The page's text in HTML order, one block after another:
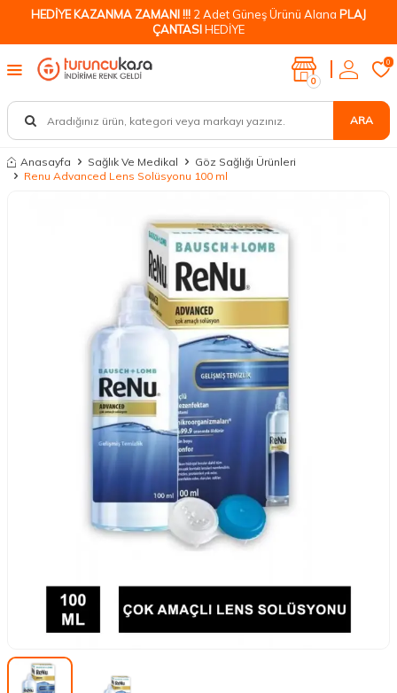
HEDİYE KAZANMA ZAMANI !!! 2 Adet Güneş Ürünü Alana PLAJ
ÇANTASIHEDİYE
ARA
0
0
Anasayfa Sağlık Ve Medikal
Göz Sağlığı Ürünleri
Renu Advanced Lens Solüsyonu 100 ml